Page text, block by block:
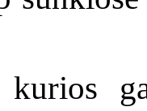
kurios